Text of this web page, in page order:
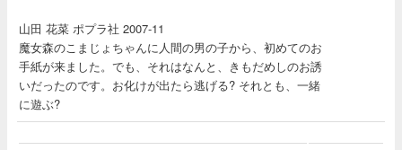
山田 花菜 ポプラ社 2007-11
魔女森のこまじょちゃんに人間の男の子から、初めてのお
手紙が来ました。でも、それはなんと、きもだめしのお誘
いだったのです。お化けが出たら逃げる? それとも、一緒
に遊ぶ?